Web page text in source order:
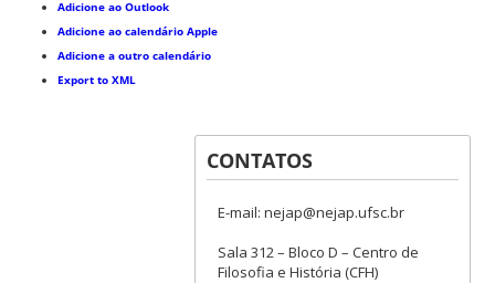
Adicione ao Outlook
Adicione ao calendário Apple
Adicione a outro calendário
Export to XML
CONTATOS
E-mail: nejap@nejap.ufsc.br
Sala 312 – Bloco D – Centro de
Filosofia e História (CFH)